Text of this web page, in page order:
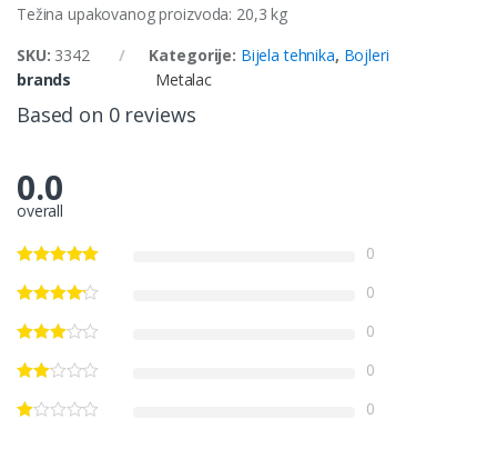
Težina upakovanog proizvoda: 20,3 kg
SKU: 3342 Kategorije: Bijela tehnika, Bojleri
brands
Metalac
Based on 0 reviews
0.0
overall
0
0
0
0
0